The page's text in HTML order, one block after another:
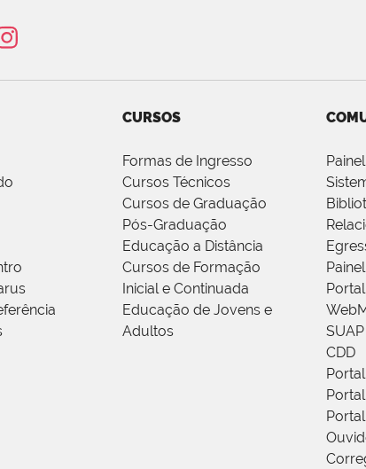
CURSOS
Formas de Ingresso
Cursos Técnicos
Cursos de Graduação
Pós-Graduação
Educação a Distância
Cursos de Formação
Inicial e Continuada
Educação de Jovens e
Adultos
SUAP
CDD